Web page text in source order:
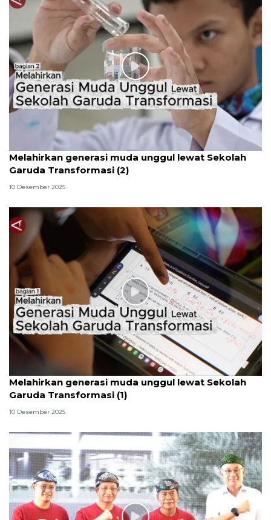
Melahirkan generasi muda unggul lewat Sekolah
Garuda Transformasi (2)
10 Desember 2025
Melahirkan generasi muda unggul lewat Sekolah
Garuda Transformasi (1)
10 Desember 2025